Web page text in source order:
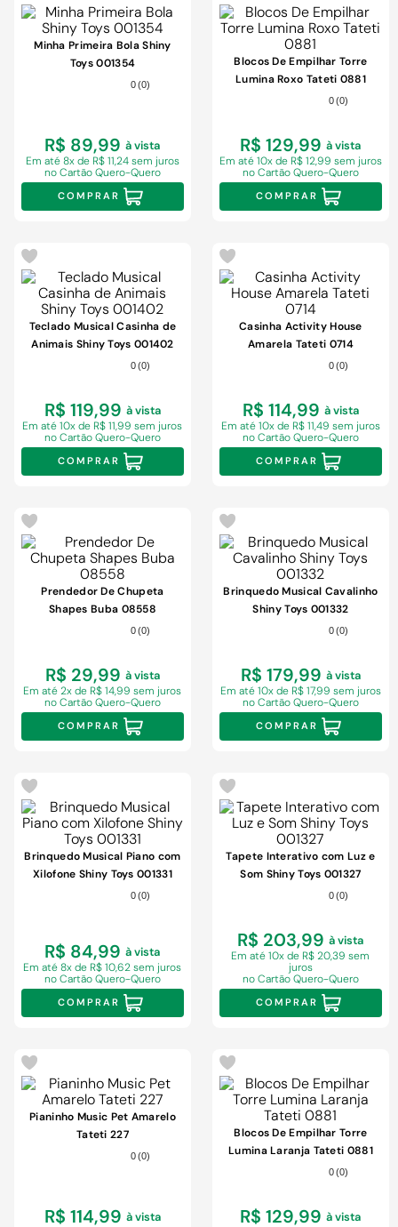
Minha Primeira Bola Shiny
Toys 001354
0 (0)
R$ 89,99 à vista
Em até 8x de R$ 11,24 sem juros
no Cartão Quero-Quero
COMPRAR
Blocos De Empilhar Torre
Lumina Roxo Tateti 0881
0 (0)
R$ 129,99 à vista
Em até 10x de R$ 12,99 sem juros
no Cartão Quero-Quero
COMPRAR
Teclado Musical Casinha de
Animais Shiny Toys 001402
0 (0)
R$ 119,99 à vista
Ematé 10x de R$ 11,99 sem juros
no Cartão Quero-Quero
COMPRAR
Casinha Activity House
Amarela Tateti 0714
0 (0)
R$ 114,99 à vista
Em até 10x de R$ 11,49 sem juros
no Cartão Quero-Quero
COMPRAR
Prendedor De Chupeta
Shapes Buba 08558
0 (0)
R$ 29,99 à vista
Ematé 2x de R$ 14,99 sem juros
no Cartão Quero-Quero
COMPRAR
Brinquedo Musical Cavalinho
Shiny Toys 001332
0 (0)
R$ 179,99 à vista
Em até 10x de R$ 17,99 sem juros
no Cartão Quero-Quero
COMPRAR
Brinquedo Musical Piano com
Xilofone Shiny Toys 001331
0 (0)
R$ 84,99 à vista
Ematé 8x de R$ 10,62 sem juros
no Cartão Quero-Quero
COMPRAR
Tapete Interativo com Luz e
Som Shiny Toys 001327
0 (0)
R$ 203,99 à vista
Ematé 10x de R$ 20,39 sem
juros
no Cartão Quero-Quero
COMPRAR
Pianinho Music Pet Amarelo
Tateti 227
0 (0)
R$ 114,99 à vista
Blocos De Empilhar Torre
Lumina Laranja Tateti 0881
0 (0)
R$ 129,99 à vista